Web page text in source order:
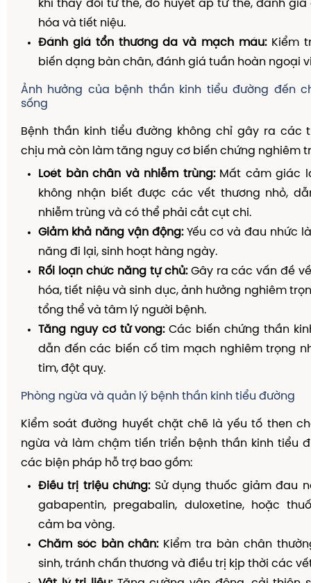
khi thay đổi tư thế, đo huyết áp tư thế, đánh
hóa và tiết niệu.
Đánh giá tổn thương da và mạch máu:Kiểm
biến dạng bàn chân, đánh giá tuần hoàn ngoại
Ảnh hưởng của bệnh thần kinh tiểu đường đến
sống
Bệnh thần kinh tiểu đường không chỉ gây ra các
chịu mà còn làm tăng nguy cơ biến chứng nghiêm
Loét bàn chân và nhiễm trùng:Mất cảm giác
không nhận biết được các vết thương nhỏ,
nhiễm trùng và có thể phải cắt cụt chi.
Giảm khả năng vận động:Yếu cơ và đau nhức
năng đi lại, sinh hoạt hàng ngày.
Rối loạn chức năng tự chủ:Gây ra các vấn đề
hóa, tiết niệu và sinh dục, ảnh hưởng nghiêm
tổng thể và tâm lý người bệnh.
Tăng nguy cơ tử vong:Các biến chứng thần
dẫn đến các biến cố tim mạch nghiêm trọng
tim, đột quỵ.
Phòng ngừa và quản lý bệnh thần kinh tiểu đường
Kiểm soát đường huyết chặt chẽ là yếu tố then
ngừa và làm chậm tiến triển bệnh thần kinh tiểu
các biện pháp hỗ trợ bao gồm:
Điều trị triệu chứng:Sử dụng thuốc giảm đau
gabapentin, pregabalin, duloxetine, hoặc
cảm ba vòng.
Chăm sóc bàn chân:Kiểm tra bàn chân
sinh, tránh chấn thương và điều trị kịp thời các